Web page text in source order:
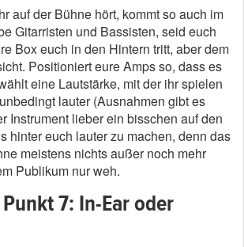
auf der Bühne hört, kommt so auch im
Gitarristen und Bassisten, seid euch
Box euch in den Hintern tritt, aber dem
Positioniert eure Amps so, dass es
eine Lautstärke, mit der ihr spielen
lauter (Ausnahmen gibt es
Instrument lieber ein bisschen auf den
hinter euch lauter zu machen, denn das
meistens nichts außer noch mehr
Publikum nur weh.
7: In-Ear oder